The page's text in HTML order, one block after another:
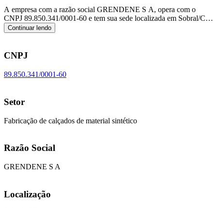
A empresa com a razão social GRENDENE S A, opera com o
CNPJ 89.850.341/0001-60 e tem sua sede localizada em Sobral/CE.
Seu foco principal de atuação é de fabricação de calçados de
material sintético, de acordo com o código CNAE C-1533-5/00.
Continuar lendo
CNPJ
89.850.341/0001-60
Setor
Fabricação de calçados de material sintético
Razão Social
GRENDENE S A
Localização